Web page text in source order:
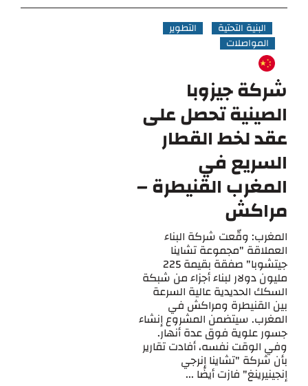
البنية التحتية
التطوير
المواصلات
شركة جيزوبا
الصينية تحصل على
عقد لخط القطار
السريع في
المغرب القنيطرة –
مراكش
المغرب: وقّعت شركة البناء
العملاقة "مجموعة تشاينا
جيتشوبا" صفقة بقيمة 225
مليون دولار لبناء أجزاء من شبكة
السكك الحديدية عالية السرعة
بين القنيطرة ومراكش في
المغرب. سيتضمن المشروع إنشاء
جسور علوية فوق عدة أنهار.
وفي الوقت نفسه، أفادت تقارير
بأن شركة "تشاينا إنرجي
إنجينيرينغ" فازت أيضًا ...